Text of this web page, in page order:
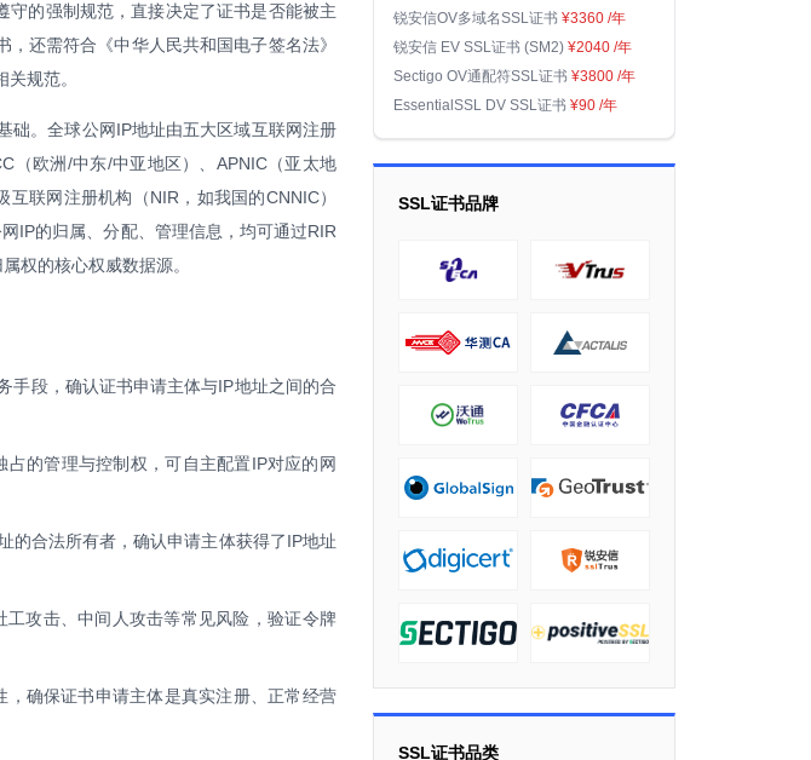
守的强制规范，直接决定了证书是否能被主
还需符合《中华人民共和国电子签名法》
规范。
础。全球公网IP地址由五大区域互联网注册
（欧洲/中东/中亚地区）、APNIC（亚太地
联网注册机构（NIR，如我国的CNNIC）
IP的归属、分配、管理信息，均可通过RIR
权的核心权威数据源。
手段，确认证书申请主体与IP地址之间的合
的管理与控制权，可自主配置IP对应的网
的合法所有者，确认申请主体获得了IP地址
攻击、中间人攻击等常见风险，验证令牌
确保证书申请主体是真实注册、正常经营
锐安信OV多域名SSL证书 ¥3360 /年
锐安信 EV SSL证书 (SM2) ¥2040 /年
Sectigo OV通配符SSL证书 ¥3800 /年
EssentialSSL DV SSL证书 ¥90 /年
SSL证书品牌
SSL证书品类